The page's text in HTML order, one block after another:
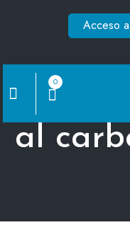
Acceso
0
Codo
al